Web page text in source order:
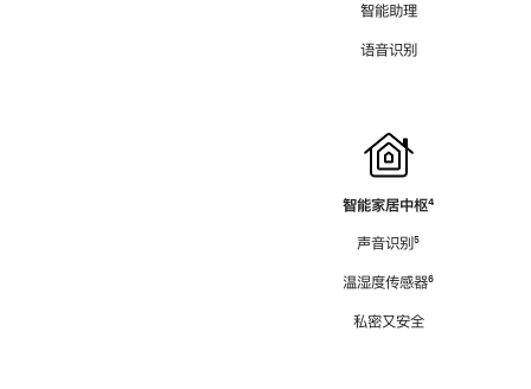
智能助理
语音识别
智能家居中枢脚
⁴
声音识别脚
⁵
温湿度传感器脚
⁶
私密又安全